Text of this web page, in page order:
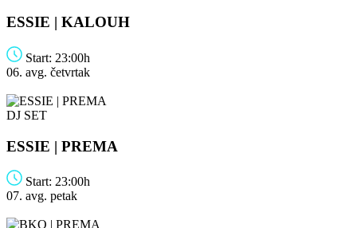
ESSIE | KALOUH
Start: 23:00h
06. avg. četvrtak
DJ SET
ESSIE | PREMA
Start: 23:00h
07. avg. petak